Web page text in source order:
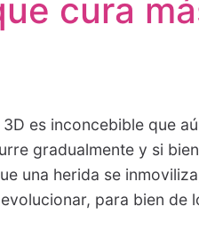
cura
3D es inconcebible que
gradualmente y si bien
una herida se
para bien de